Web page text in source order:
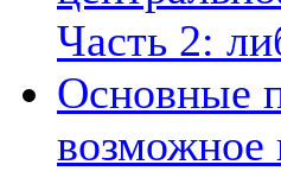
Часть 2:
Основные
возможное